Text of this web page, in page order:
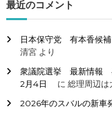
:
最近のコメント
日本保守党 有本香候
清宮より
衆議院選挙 最新情報
2月4日
に 総理周辺は
2026年のスバルの新車